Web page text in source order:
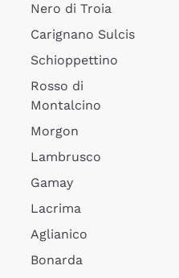
Nero di Troia
Carignano Sulcis
Schioppettino
Rosso di
Montalcino
Morgon
Lambrusco
Gamay
Lacrima
Aglianico
Bonarda